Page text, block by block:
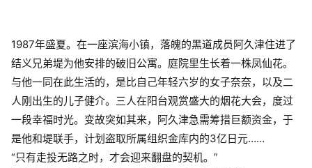
1987年盛夏。在一座滨海小镇，落魄的黑道成员阿久津住进了
结义兄弟堤为他安排的破旧公寓。庭院里生长着一株凤仙花。
与他一同在此生活的，是比自己年轻六岁的女子奈奈，以及二
人刚出生的儿子健介。三人在阳台观赏盛大的烟花大会，度过
一段幸福时光。变故突如其来，阿久津急需筹措巨额资金，于
是他和堤联手，计划盗取所属组织金库内的3亿日元……
“只有走投无路之时，才会迎来翻盘的契机。”